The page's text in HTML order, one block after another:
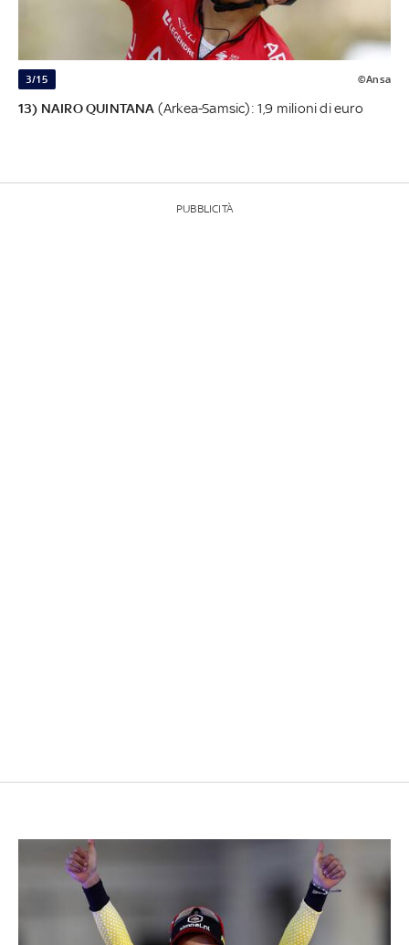
3/15 ©Ansa
13) NAIRO QUINTANA (Arkea-Samsic): 1,9 milioni di euro
PUBBLICITÀ